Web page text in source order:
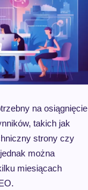
na osiągnięcie
takich jak
strony czy
można
miesiącach